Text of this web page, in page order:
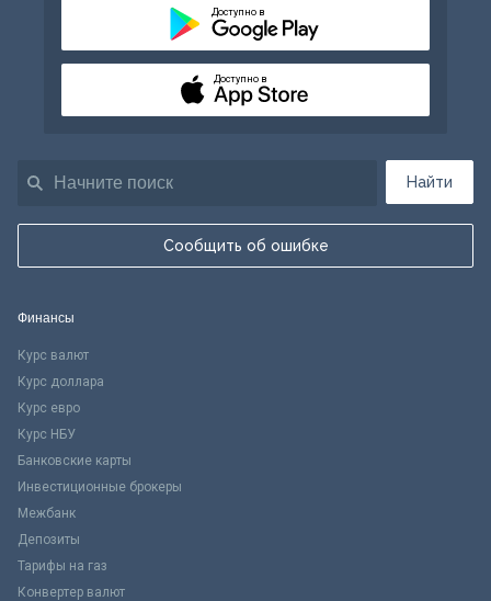
Найти
Сообщить об ошибке
Доступно в
Доступно в
Финансы
Курс валют
Курс доллара
Курс евро
Курс НБУ
Банковские карты
Инвестиционные брокеры
Межбанк
Депозиты
Тарифы на газ
Конвертер валют